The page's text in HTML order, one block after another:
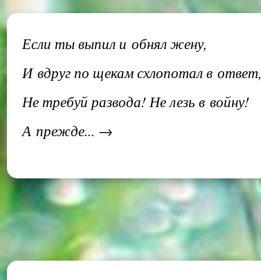
Если ты выпил и обнял жену,
И вдруг по щекам схлопотал в ответ,
Не требуй развода! Не лезь в войну!
А прежде... →